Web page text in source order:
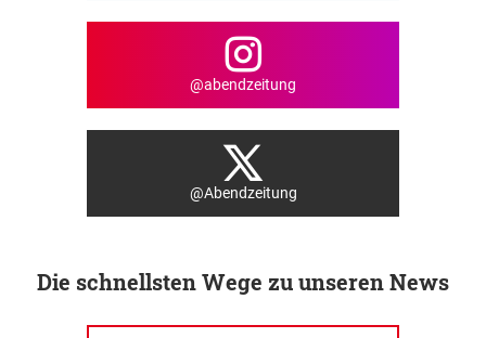
@abendzeitung
@Abendzeitung
Die schnellsten Wege zu unseren News